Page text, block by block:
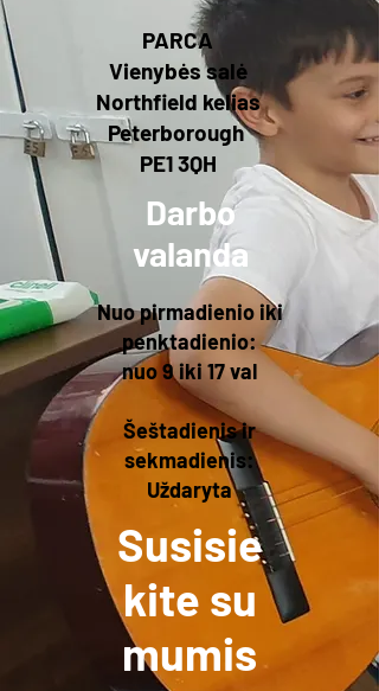
PARCA
Vienybės salė
Northfield kelias
Peterborough
PE1 3QH
Darbo
valanda
Nuo pirmadienio iki
penktadienio:
nuo 9 iki 17 val
Šeštadienis ir
sekmadienis:
Uždaryta
Susisie
kite su
mumis